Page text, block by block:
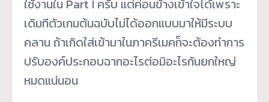
ใช้งานใน Part I ครับ แต่ค่อนข้างเข้าใจได้เพราะ
เดิมทีตัวเกมต้นฉบับไม่ได้ออกแบบมาให้มีระบบ
คลาน ถ้าเกิดใส่เข้ามาในภาครีเมคก็จะต้องทำการ
ปรับองค์ประกอบฉากอะไรต่อมิอะไรกันยกใหญ่
หมดแน่นอน